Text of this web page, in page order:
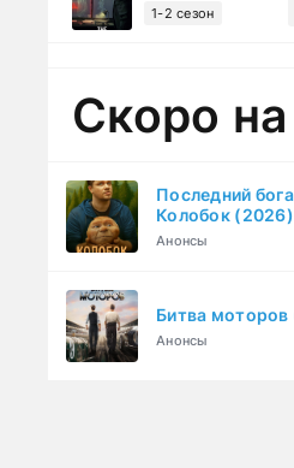
1-2 сезон
Скоро
Последний
Колобок (2026)
Анонсы
Битва
Анонсы